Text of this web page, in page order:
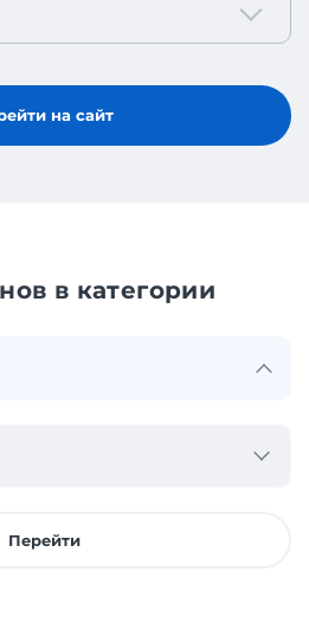
на сайт
в категории
Перейти